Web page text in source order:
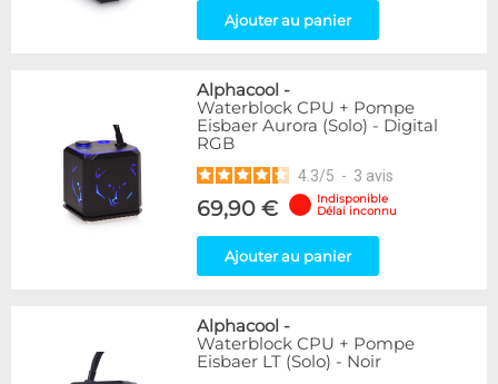
Ajouter au panier
Alphacool -
Waterblock CPU + Pompe
Eisbaer Aurora (Solo) - Digital
RGB
4.3/5 - 3 avis
69,90 €
Indisponible
Délai inconnu
Ajouter au panier
Alphacool -
Waterblock CPU + Pompe
Eisbaer LT (Solo) - Noir